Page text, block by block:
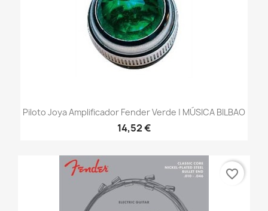
Piloto Joya Amplificador Fender Verde | MÚSICA BILBAO
14,52 €
favorite_border